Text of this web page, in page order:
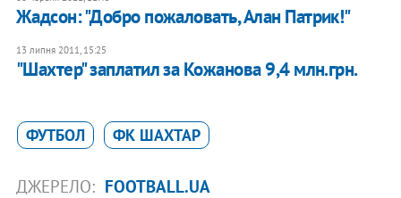
Жадсон: "Добро пожаловать, Алан Патрик!"
13 липня 2011, 15:25
"Шахтер" заплатил за Кожанова 9,4 млн.грн.
ФУТБОЛ ФК ШАХТАР
ДЖЕРЕЛО: FOOTBALL.UA